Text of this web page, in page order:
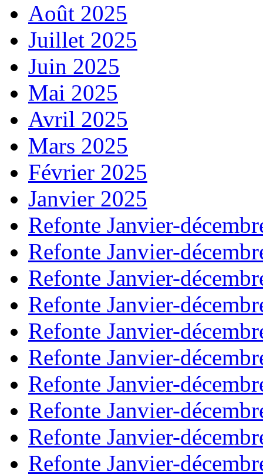
Août 2025
Juillet 2025
Juin 2025
Mai 2025
Avril 2025
Mars 2025
Février 2025
Janvier 2025
Refonte Janvier-
Refonte Janvier-
Refonte Janvier-
Refonte Janvier-
Refonte Janvier-
Refonte Janvier-
Refonte Janvier-
Refonte Janvier-
Refonte Janvier-
Refonte Janvier-